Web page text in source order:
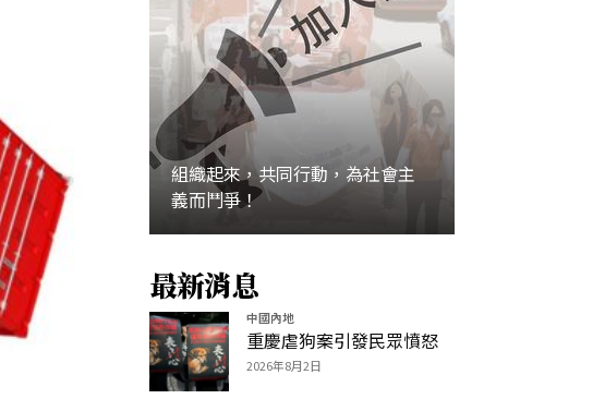
組織起來，共同行動，為社會主
義而鬥爭！
加入
最新消息
中國內地
重慶虐狗案引發民眾憤怒
2026年8月2日